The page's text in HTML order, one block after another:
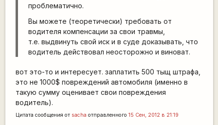
проблематично.
Вы можете (теоретически) требовать от
водителя компенсации за свои травмы,
т.е. выдвинуть свой иск и в суде доказывать, что
водитель действовал неосторожно и виноват.
вот это-то и интересует. заплатить 500 тыщ штрафа,
это не 1000$ повреждений автомобиля (именно в
такую сумму оценивает свои повреждения
водитель).
Цитата сообщения от sacha отправленного 15 Сен, 2012 в 21:19